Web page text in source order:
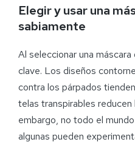
Elegir y usar una
sabiamente
Al seleccionar una
clave. Los diseños
contra los párpados
telas transpirables reducen
embargo, no todo el
algunas pueden